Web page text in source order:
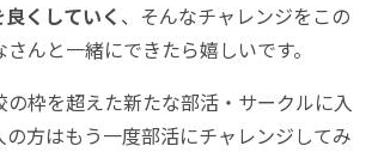
くしていく 、そんなチャレンジをこの
んと一緒にできたら嬉しいです。
枠を超えた新たな部活・サークルに入
の方はもう一度部活にチャレンジしてみ